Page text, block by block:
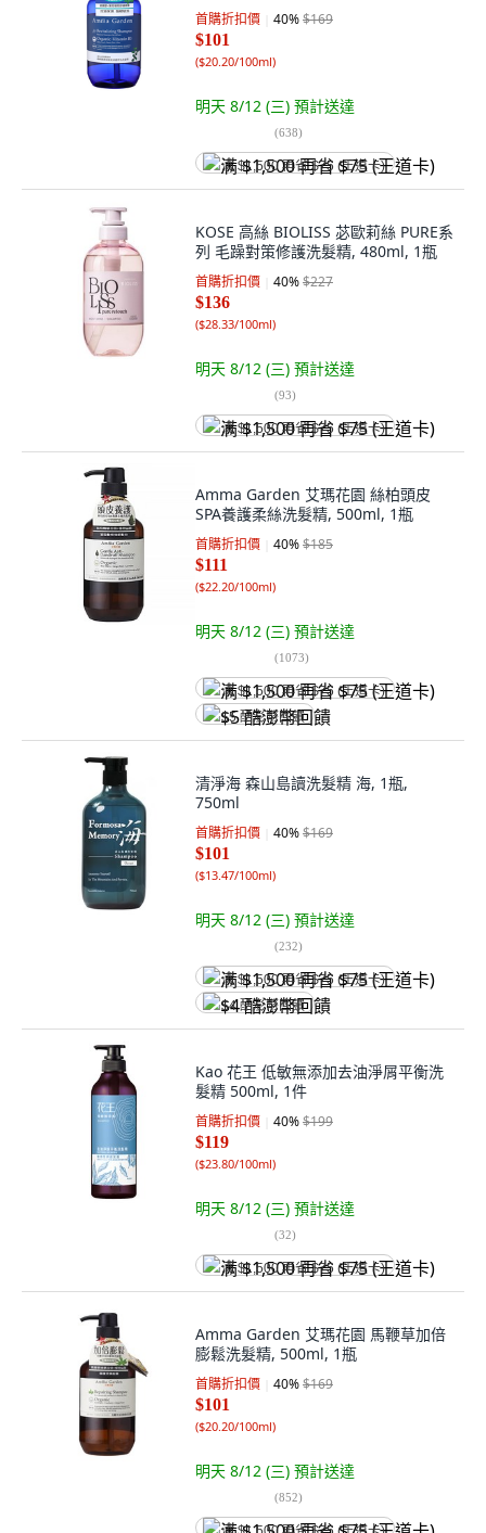
首購折扣價 40%$169
$101
($20.20/100ml)
明天 8/12 (三) 預計送達
(638)
满 $1,500 再省 $75 (王道卡)
KOSE 高絲 BIOLISS 苾歐莉絲 PURE系
列 毛躁對策修護洗髮精, 480ml, 1瓶
首購折扣價 40%$227
$136
($28.33/100ml)
明天 8/12 (三) 預計送達
(93)
满 $1,500 再省 $75 (王道卡)
Amma Garden 艾瑪花園 絲柏頭皮
SPA養護柔絲洗髮精, 500ml, 1瓶
首購折扣價 40%$185
$111
($22.20/100ml)
明天 8/12 (三) 預計送達
(1073)
满 $1,500 再省 $75 (王道卡)
$5 酷澎幣回饋
清淨海 森山島讀洗髮精 海, 1瓶,
750ml
首購折扣價 40%$169
$101
($13.47/100ml)
明天 8/12 (三) 預計送達
(232)
满 $1,500 再省 $75 (王道卡)
$4 酷澎幣回饋
Kao 花王 低敏無添加去油淨屑平衡洗
髮精 500ml, 1件
首購折扣價 40%$199
$119
($23.80/100ml)
明天 8/12 (三) 預計送達
(32)
满 $1,500 再省 $75 (王道卡)
Amma Garden 艾瑪花園 馬鞭草加倍
膨鬆洗髮精, 500ml, 1瓶
首購折扣價 40%$169
$101
($20.20/100ml)
明天 8/12 (三) 預計送達
(852)